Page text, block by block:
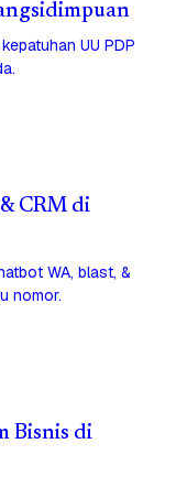
UU PDP
CRM di
WA, blast, &
nomor.
Bisnis di